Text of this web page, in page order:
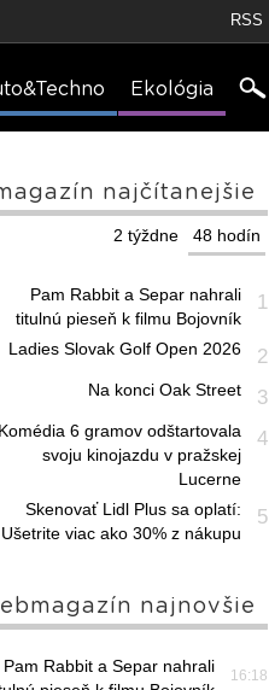
RSS
Ekológia
najčítanejšie
48 hodín
2 týždne
1
Pam Rabbit a Separ nahrali
titulnú pieseň k filmu Bojovník
2
Ladies Slovak Golf Open 2026
3
Na konci Oak Street
4
Komédia 6 gramov odštartovala
svoju kinojazdu v pražskej
Lucerne
5
Skenovať Lidl Plus sa oplatí:
Ušetrite viac ako 30% z nákupu
najnovšie
16:18
Pam Rabbit a Separ nahrali